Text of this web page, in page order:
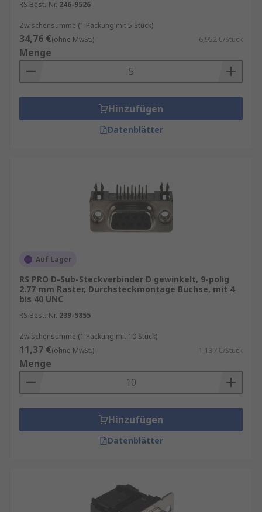
RS Best.-Nr. 246-9526
Zwischensumme (1 Packung mit 5 Stück)
34,76 €(ohne MwSt.) 6,952 €/Stück
Menge
Hinzufügen
Datenblätter
Auf Lager
RS PRO D-Sub-Steckverbinder D gewinkelt, 9-polig
2.77 mm Raster, Durchsteckmontage Buchse, mit 4
bis 40 UNC
RS Best.-Nr. 239-5855
Zwischensumme (1 Packung mit 10 Stück)
11,37 €(ohne MwSt.) 1,137 €/Stück
Menge
Hinzufügen
Datenblätter